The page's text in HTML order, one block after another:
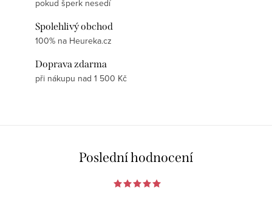
pokud šperk nesedí
Spolehlivý obchod
100% na Heureka.cz
Doprava zdarma
při nákupu nad 1 500 Kč
Poslední hodnocení